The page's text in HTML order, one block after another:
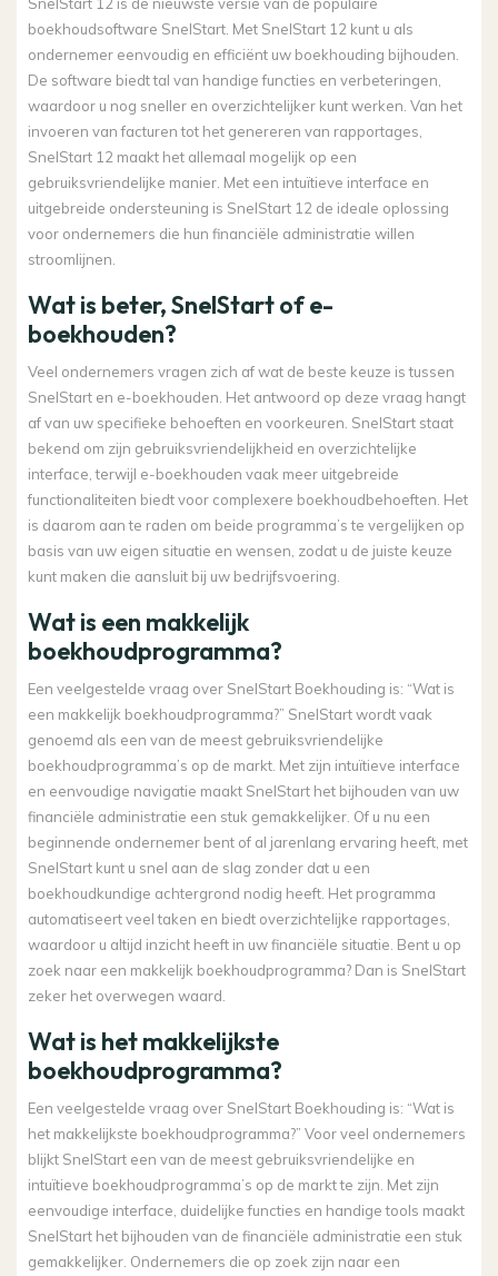
boekhoudsoftware SnelStart. Met SnelStart 12 kunt u als
ondernemer eenvoudig en efficiënt uw boekhouding bijhouden.
De software biedt tal van handige functies en verbeteringen,
waardoor u nog sneller en overzichtelijker kunt werken. Van het
invoeren van facturen tot het genereren van rapportages,
SnelStart 12 maakt het allemaal mogelijk op een
gebruiksvriendelijke manier. Met een intuïtieve interface en
uitgebreide ondersteuning is SnelStart 12 de ideale oplossing
voor ondernemers die hun financiële administratie willen
stroomlijnen.
Wat is beter, SnelStart of e-
boekhouden?
Veel ondernemers vragen zich af wat de beste keuze is tussen
SnelStart en e-boekhouden. Het antwoord op deze vraag hangt
af van uw specifieke behoeften en voorkeuren. SnelStart staat
bekend om zijn gebruiksvriendelijkheid en overzichtelijke
interface, terwijl e-boekhouden vaak meer uitgebreide
functionaliteiten biedt voor complexere boekhoudbehoeften. Het
is daarom aan te raden om beide programma’s te vergelijken op
basis van uw eigen situatie en wensen, zodat u de juiste keuze
kunt maken die aansluit bij uw bedrijfsvoering.
Wat is een makkelijk
boekhoudprogramma?
Een veelgestelde vraag over SnelStart Boekhouding is: “Wat is
een makkelijk boekhoudprogramma?” SnelStart wordt vaak
genoemd als een van de meest gebruiksvriendelijke
boekhoudprogramma’s op de markt. Met zijn intuïtieve interface
en eenvoudige navigatie maakt SnelStart het bijhouden van uw
financiële administratie een stuk gemakkelijker. Of u nu een
beginnende ondernemer bent of al jarenlang ervaring heeft, met
SnelStart kunt u snel aan de slag zonder dat u een
boekhoudkundige achtergrond nodig heeft. Het programma
automatiseert veel taken en biedt overzichtelijke rapportages,
waardoor u altijd inzicht heeft in uw financiële situatie. Bent u op
zoek naar een makkelijk boekhoudprogramma? Dan is SnelStart
zeker het overwegen waard.
Wat is het makkelijkste
boekhoudprogramma?
Een veelgestelde vraag over SnelStart Boekhouding is: “Wat is
het makkelijkste boekhoudprogramma?” Voor veel ondernemers
blijkt SnelStart een van de meest gebruiksvriendelijke en
intuïtieve boekhoudprogramma’s op de markt te zijn. Met zijn
eenvoudige interface, duidelijke functies en handige tools maakt
SnelStart het bijhouden van de financiële administratie een stuk
gemakkelijker. Ondernemers die op zoek zijn naar een